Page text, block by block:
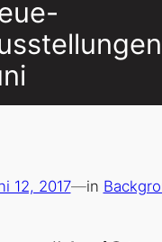
12, 2017—in